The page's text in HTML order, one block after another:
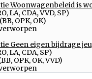
Woonwagenbeleid is
LA, CDA, VVD, SP)
OPK, OK)
Geen eigen bijdrage
LA, CDA, SP)
OPK, OK, VVD)